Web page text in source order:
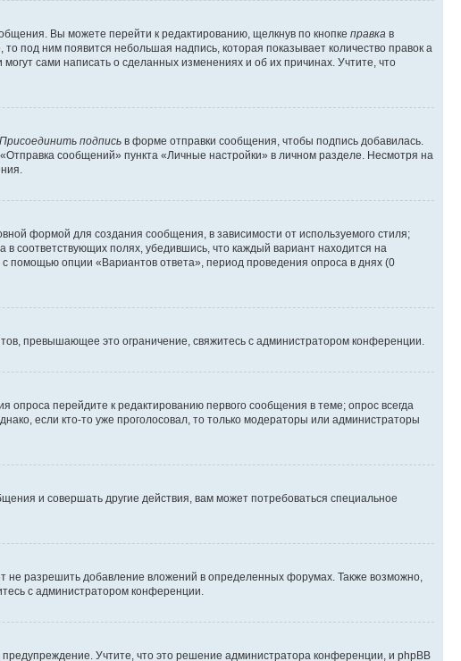
Вы можете перейти к редактированию, щелкнув по кнопке правка в
под ним появится небольшая надпись, которая показывает количество правок а
сами написать о сделанных изменениях и об их причинах. Учтите, что
Присоединить подпись в форме отправки сообщения, чтобы подпись добавилась.
сообщений» пункта «Личные настройки» в личном разделе. Несмотря на
формой для создания сообщения, в зависимости от используемого стиля;
соответствующих полях, убедившись, что каждый вариант находится на
с помощью опции «Вариантов ответа», период проведения опроса в днях (0
превышающее это ограничение, свяжитесь с администратором конференции.
опроса перейдите к редактированию первого сообщения в теме; опрос всегда
если кто-то уже проголосовал, то только модераторы или администраторы
и совершать другие действия, вам может потребоваться специальное
разрешить добавление вложений в определенных форумах. Также возможно,
с администратором конференции.
Учтите, что это решение администратора конференции, и phpBB